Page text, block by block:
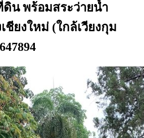
น พร้อมสระว่ายน้ำ
ชียงใหม่ (ใกล้เวียงกุม